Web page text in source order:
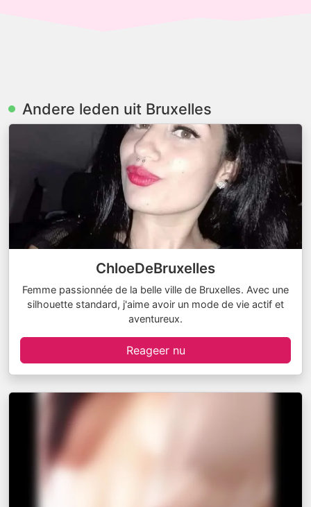
Andere leden uit Bruxelles
ChloeDeBruxelles
Femme passionnée de la belle ville de Bruxelles. Avec une
silhouette standard, j'aime avoir un mode de vie actif et
aventureux.
Reageer nu